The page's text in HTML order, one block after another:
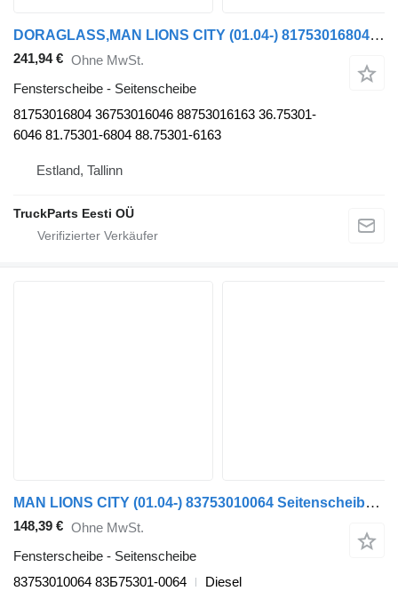
DORAGLASS,MAN LIONS CITY (01.04-) 81753016804 Seitenscheibe für MAN Bus
241,94 € Ohne MwSt.
Fensterscheibe - Seitenscheibe
81753016804 36753016046 88753016163 36.75301-
6046 81.75301-6804 88.75301-6163
Estland, Tallinn
TruckParts Eesti OÜ
MAN LIONS CITY (01.04-) 83753010064 Seitenscheibe für MAN LIONS CITY (01.04-) Bus
148,39 € Ohne MwSt.
Fensterscheibe - Seitenscheibe
83753010064 83Б75301-0064
Diesel